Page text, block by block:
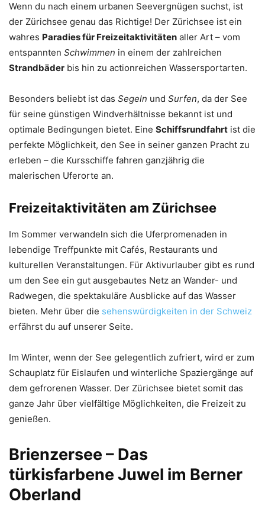
Wenn du nach einem urbanen Seevergnügen suchst, ist
der Zürichsee genau das Richtige! Der Zürichsee ist ein
wahres Paradies für Freizeitaktivitäten aller Art – vom
entspannten Schwimmen in einem der zahlreichen
Strandbäder bis hin zu actionreichen Wassersportarten.
Besonders beliebt ist das Segeln und Surfen, da der See
für seine günstigen Windverhältnisse bekannt ist und
optimale Bedingungen bietet. Eine Schiffsrundfahrt ist die
perfekte Möglichkeit, den See in seiner ganzen Pracht zu
erleben – die Kursschiffe fahren ganzjährig die
malerischen Uferorte an.
Freizeitaktivitäten am Zürichsee
Im Sommer verwandeln sich die Uferpromenaden in
lebendige Treffpunkte mit Cafés, Restaurants und
kulturellen Veranstaltungen. Für Aktivurlauber gibt es rund
um den See ein gut ausgebautes Netz an Wander- und
Radwegen, die spektakuläre Ausblicke auf das Wasser
bieten. Mehr über die sehenswürdigkeiten in der Schweiz
erfährst du auf unserer Seite.
Im Winter, wenn der See gelegentlich zufriert, wird er zum
Schauplatz für Eislaufen und winterliche Spaziergänge auf
dem gefrorenen Wasser. Der Zürichsee bietet somit das
ganze Jahr über vielfältige Möglichkeiten, die Freizeit zu
genießen.
Brienzersee – Das
türkisfarbene Juwel im Berner
Oberland